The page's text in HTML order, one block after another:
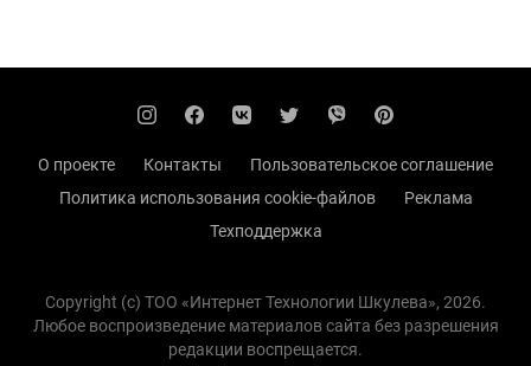
О проекте Контакты
Пользовательское соглашение
Политика использования cookie-файлов
Реклама
Техподдержка
Copyright (с) TOO «Интернет Технологии Шкулева», 2026.
Любое воспроизведение материалов сайта без разрешения
редакции воспрещается.